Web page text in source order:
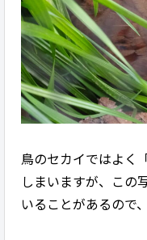
鳥のセカイではよく
しまいますが、この
いることがあるので